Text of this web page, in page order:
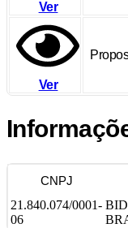
Ver
Ver
CNPJ
21.840.074/0001-
06